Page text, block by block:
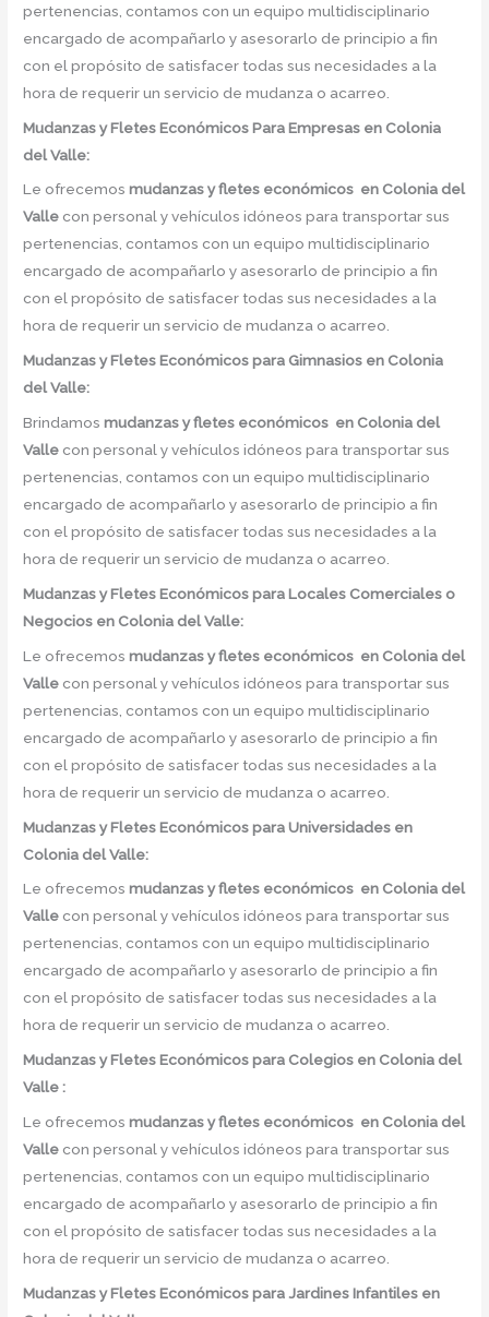
pertenencias, contamos con un equipo multidisciplinario
encargado de acompañarlo y asesorarlo de principio a fin
con el propósito de satisfacer todas sus necesidades a la
hora de requerir un servicio de mudanza o acarreo.
Mudanzas y Fletes EconómicosPara Empresas en Colonia
del Valle:
Le ofrecemosmudanzas y fletes económicos en Colonia del
Valle con personal y vehículos idóneos para transportar sus
pertenencias, contamos con un equipo multidisciplinario
encargado de acompañarlo y asesorarlo de principio a fin
con el propósito de satisfacer todas sus necesidades a la
hora de requerir un servicio de mudanza o acarreo.
Mudanzas y Fletes Económicospara Gimnasios en Colonia
del Valle:
Brindamosmudanzas y fletes económicos en Colonia del
Valle con personal y vehículos idóneos para transportar sus
pertenencias, contamos con un equipo multidisciplinario
encargado de acompañarlo y asesorarlo de principio a fin
con el propósito de satisfacer todas sus necesidades a la
hora de requerir un servicio de mudanza o acarreo.
Mudanzas y Fletes Económicospara Locales Comerciales o
Negocios en Colonia del Valle:
Le ofrecemosmudanzas y fletes económicos en Colonia del
Valle con personal y vehículos idóneos para transportar sus
pertenencias, contamos con un equipo multidisciplinario
encargado de acompañarlo y asesorarlo de principio a fin
con el propósito de satisfacer todas sus necesidades a la
hora de requerir un servicio de mudanza o acarreo.
Mudanzas y Fletes Económicospara Universidades en
Colonia del Valle:
Le ofrecemosmudanzas y fletes económicos en Colonia del
Valle con personal y vehículos idóneos para transportar sus
pertenencias, contamos con un equipo multidisciplinario
encargado de acompañarlo y asesorarlo de principio a fin
con el propósito de satisfacer todas sus necesidades a la
hora de requerir un servicio de mudanza o acarreo.
Mudanzas y Fletes Económicospara Colegios en Colonia del
Valle :
Le ofrecemosmudanzas y fletes económicos en Colonia del
Valle con personal y vehículos idóneos para transportar sus
pertenencias, contamos con un equipo multidisciplinario
encargado de acompañarlo y asesorarlo de principio a fin
con el propósito de satisfacer todas sus necesidades a la
hora de requerir un servicio de mudanza o acarreo.
Mudanzas y Fletes Económicos para Jardines Infantiles en